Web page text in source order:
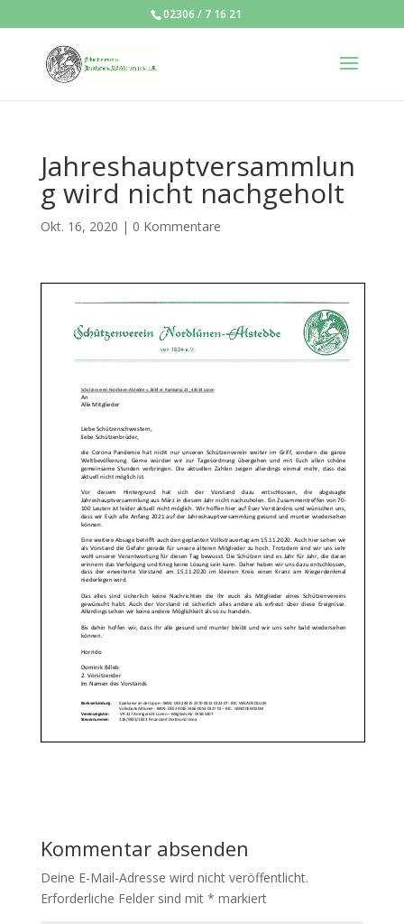
02306 / 7 16 21
Jahreshauptversammlun
g wird nicht nachgeholt
Okt. 16, 2020 | 0 Kommentare
Kommentar absenden
Deine E-Mail-Adresse wird nicht veröffentlicht.
Erforderliche Felder sind mit * markiert